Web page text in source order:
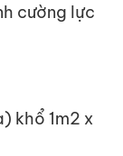
cường lực
khổ 1m2 x